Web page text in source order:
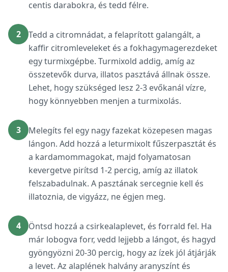
centis darabokra, és tedd félre.
2
Tedd a citromnádat, a felaprított galangált, a
kaffir citromleveleket és a fokhagymagerezdeket
egy turmixgépbe. Turmixold addig, amíg az
összetevők durva, illatos pasztává állnak össze.
Lehet, hogy szükséged lesz 2-3 evőkanál vízre,
hogy könnyebben menjen a turmixolás.
3
Melegíts fel egy nagy fazekat közepesen magas
lángon. Add hozzá a leturmixolt fűszerpasztát és
a kardamommagokat, majd folyamatosan
kevergetve pirítsd 1-2 percig, amíg az illatok
felszabadulnak. A pasztának sercegnie kell és
illatoznia, de vigyázz, ne égjen meg.
4
Öntsd hozzá a csirkealaplevet, és forrald fel. Ha
már lobogva forr, vedd lejjebb a lángot, és hagyd
gyöngyözni 20-30 percig, hogy az ízek jól átjárják
a levet. Az alaplének halvány aranyszínt és